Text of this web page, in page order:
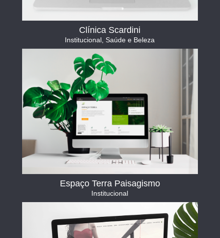
Clínica Scardini
Institucional, Saúde e Beleza
Espaço Terra Paisagismo
Institucional